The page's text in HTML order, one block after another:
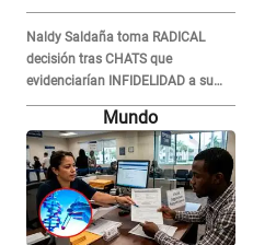
RECONCILIACIÓN con Marcelo
Tinelli en TV argentina
Naldy Saldaña toma RADICAL
decisión tras CHATS que
evidenciarían INFIDELIDAD a su
novio con animador de 'La Bella
Luz': "Un día..."Mundo